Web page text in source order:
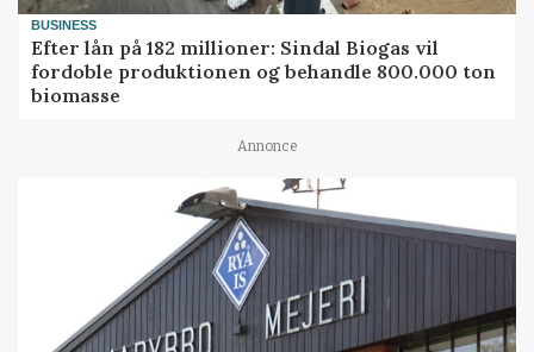
BUSINESS
Efter lån på 182 millioner: Sindal Biogas vil
fordoble produktionen og behandle 800.000 ton
biomasse
Annonce